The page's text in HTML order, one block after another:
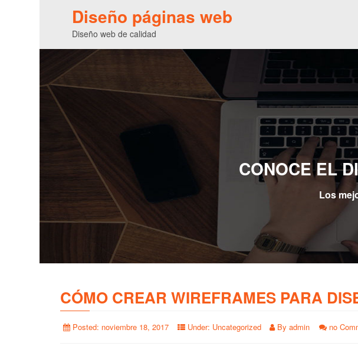
Diseño páginas web
Diseño web de calidad
CONOCE EL
Los
CÓMO CREAR WIREFRAMES PARA
Posted: noviembre 18, 2017 Under: Uncategorized By admin no